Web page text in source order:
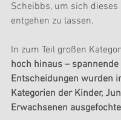
Scheibbs, um sich dieses
entgehen zu lassen.
In zum Teil großen
hoch hinaus – spannende
Entscheidungen wurden
Kategorien der Kinder,
Erwachsenen